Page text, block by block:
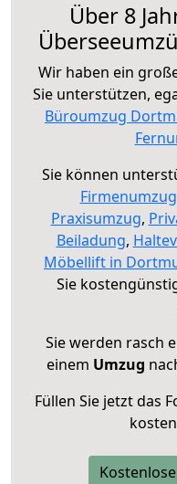
Über 8
Wir haben ein
Sie unterstützen,
Büroumzug
Sie können
Firmenumzug
Praxisumzug,
Beiladung,
Möbellift in
Sie
Sie werden rasch
einem Umzug
Füllen Sie jetzt das